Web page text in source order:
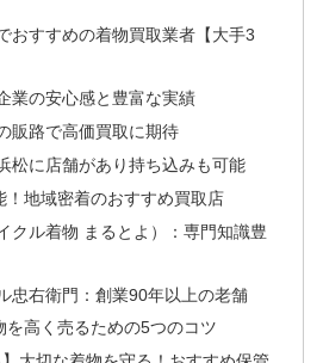
おすすめの着物買取業者【大手3
業の安心感と豊富な実績
販路で高価買取に期待
松に店舗があり持ち込みも可能
！地域密着のおすすめ買取店
クル着物 まるとよ）：専門知識豊
忠右衛門：創業90年以上の老舗
を高く売るための5つのコツ